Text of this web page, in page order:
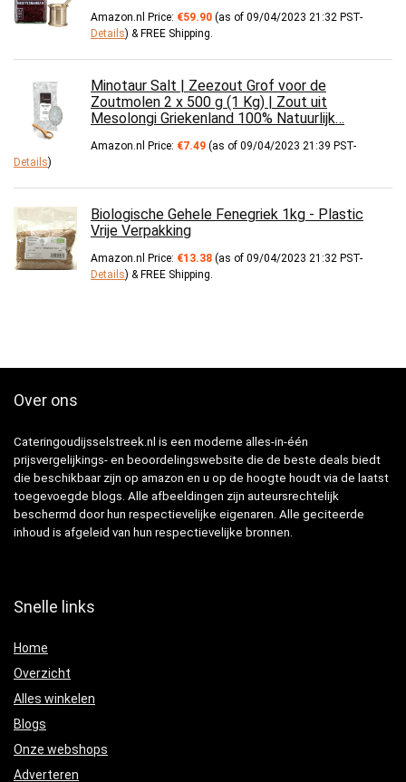
Amazon.nl Price: €59.90 (as of 09/04/2023 21:32 PST-
Details) & FREE Shipping.
Minotaur Salt | Zeezout Grof voor de
Zoutmolen 2 x 500 g (1 Kg) | Zout uit
Mesolongi Griekenland 100% Natuurlijk…
Amazon.nl Price: €7.49 (as of 09/04/2023 21:39 PST-
Details)
Biologische Gehele Fenegriek 1kg - Plastic
Vrije Verpakking
Amazon.nl Price: €13.38 (as of 09/04/2023 21:32 PST-
Details) & FREE Shipping.
Over ons
Cateringoudijsselstreek.nl is een moderne alles-in-één
prijsvergelijkings- en beoordelingswebsite die de beste deals biedt
die beschikbaar zijn op amazon en u op de hoogte houdt via de laatst
toegevoegde blogs. Alle afbeeldingen zijn auteursrechtelijk
beschermd door hun respectievelijke eigenaren. Alle geciteerde
inhoud is afgeleid van hun respectievelijke bronnen.
Snelle links
Home
Overzicht
Alles winkelen
Blogs
Onze webshops
Adverteren